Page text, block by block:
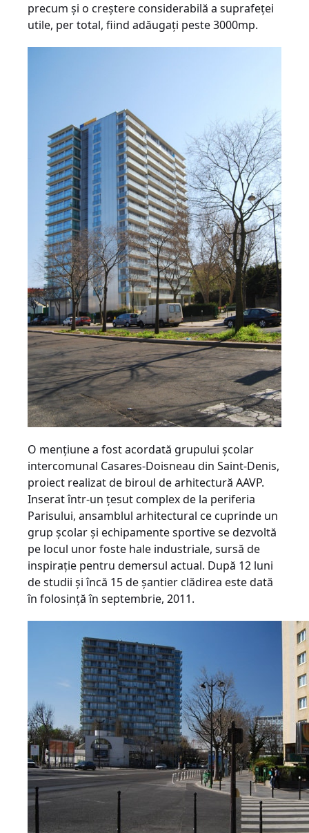
precum şi o creştere considerabilă a suprafeţei
utile, per total, fiind adăugaţi peste 3000mp.
O menţiune a fost acordată grupului şcolar
intercomunal Casares-Doisneau din Saint-Denis,
proiect realizat de biroul de arhitectură AAVP.
Inserat într-un ţesut complex de la periferia
Parisului, ansamblul arhitectural ce cuprinde un
grup şcolar şi echipamente sportive se dezvoltă
pe locul unor foste hale industriale, sursă de
inspiraţie pentru demersul actual. După 12 luni
de studii şi încă 15 de şantier clădirea este dată
în folosinţă în septembrie, 2011.